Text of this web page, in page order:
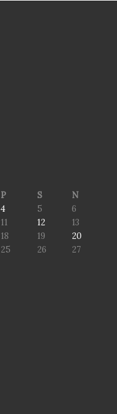
P S
N
4 5
6
11 12
13
18 19
20
25 26
27